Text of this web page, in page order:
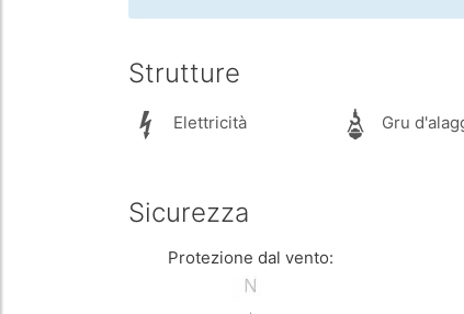
Strutture
Elettricità Gru
Sicurezza
Protezione dal vento: